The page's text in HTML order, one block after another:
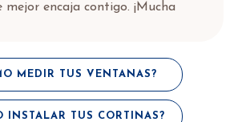
mejor encaja contigo. ¡Mucha
MEDIR TUS VENTANAS?
INSTALAR TUS CORTINAS?